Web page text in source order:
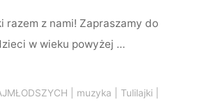
razem z nami! Zapraszamy do
w wieku powyżej …
muzyka Tulilajki|